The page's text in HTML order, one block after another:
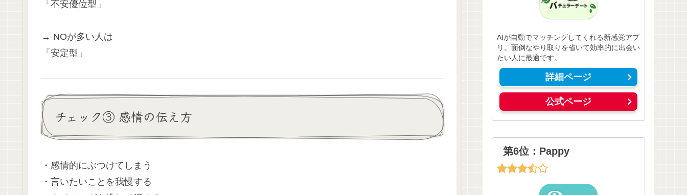
「不安優位型」
→ NOが多い人は
「安定型」
チェック③ 感情の伝え方
・感情的にぶつけてしまう
・言いたいことを我慢する
AIが自動でマッチングしてくれる新感覚アプ
リ。面倒なやり取りを省いて効率的に出会い
たい人に最適です。
詳細ページ
公式ページ
第6位：Pappy